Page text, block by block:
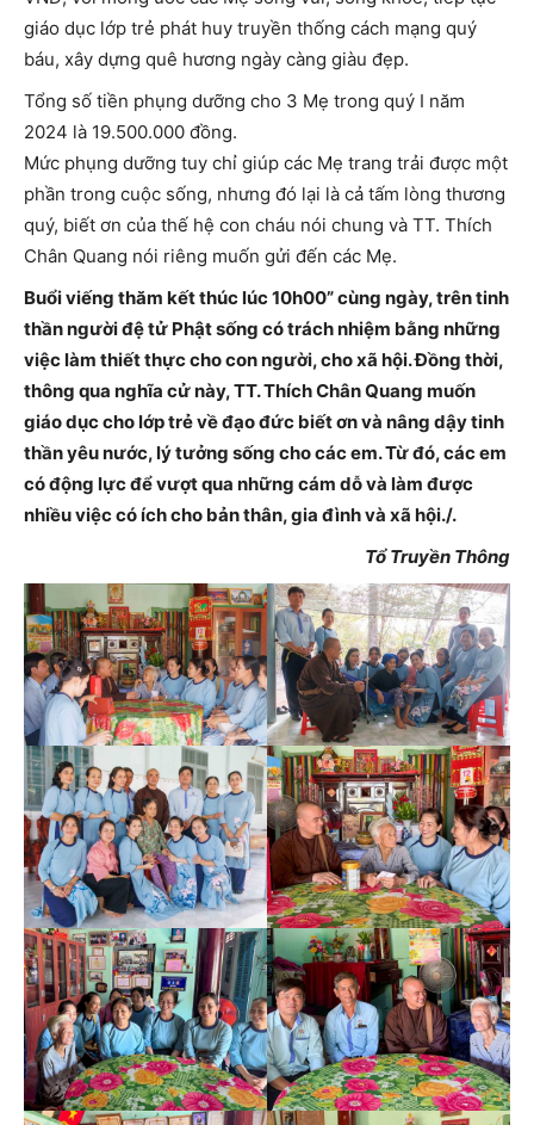
giáo dục lớp trẻ phát huy truyền thống cách mạng quý
báu, xây dựng quê hương ngày càng giàu đẹp.
Tổng số tiền phụng dưỡng cho 3 Mẹ trong quý I năm
2024 là 19.500.000 đồng.
Mức phụng dưỡng tuy chỉ giúp các Mẹ trang trải được một
phần trong cuộc sống, nhưng đó lại là cả tấm lòng thương
quý, biết ơn của thế hệ con cháu nói chung và TT. Thích
Chân Quang nói riêng muốn gửi đến các Mẹ.
Buổi viếng thăm kết thúc lúc 10h00” cùng ngày, trên tinh
thần người đệ tử Phật sống có trách nhiệm bằng những
việc làm thiết thực cho con người, cho xã hội. Đồng thời,
thông qua nghĩa cử này, TT. Thích Chân Quang muốn
giáo dục cho lớp trẻ về đạo đức biết ơn và nâng dậy tinh
thần yêu nước, lý tưởng sống cho các em. Từ đó, các em
có động lực để vượt qua những cám dỗ và làm được
nhiều việc có ích cho bản thân, gia đình và xã hội./.
Tổ Truyền Thông